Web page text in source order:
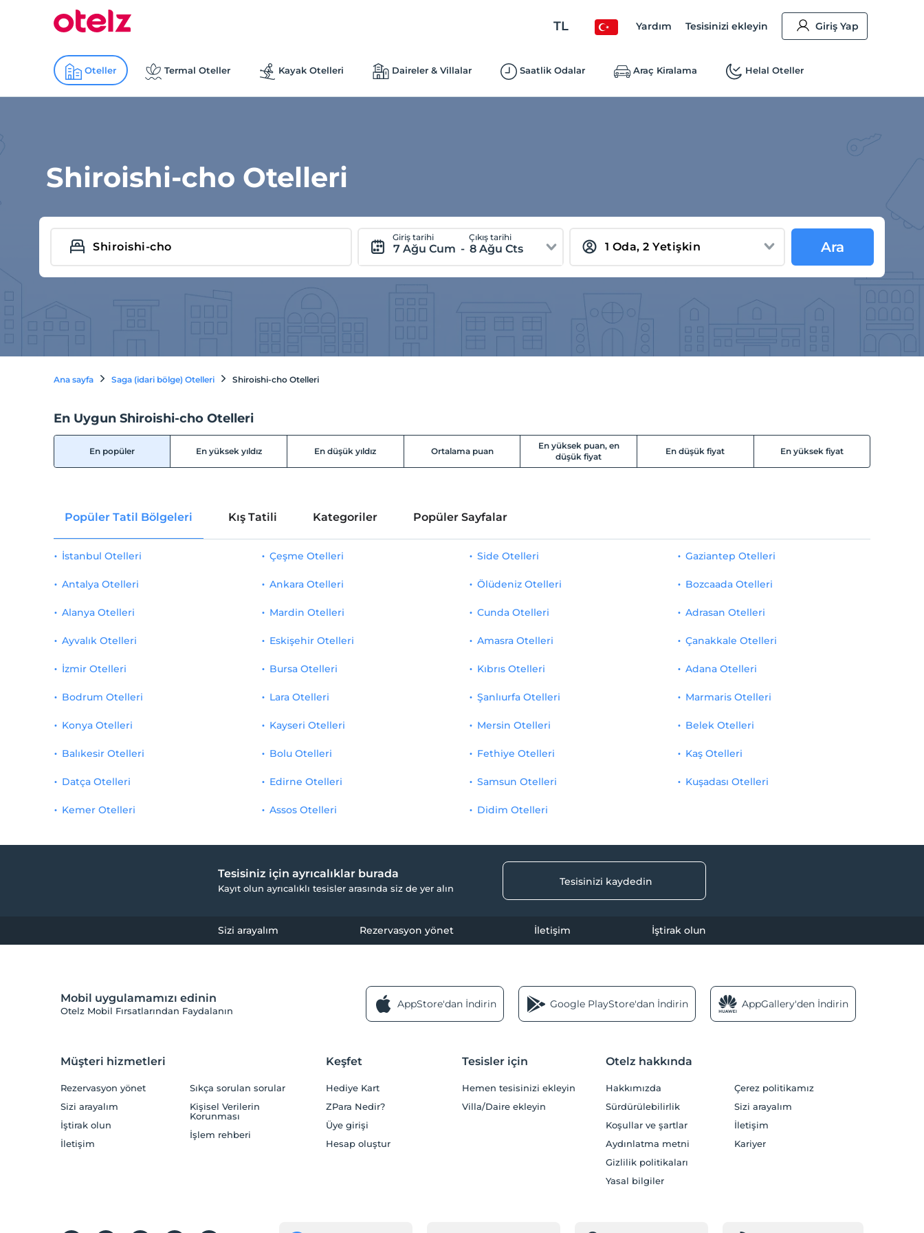
TL Yardım Tesisinizi ekleyin Giriş Yap
Oteller Termal Oteller Kayak Otelleri Daireler & Villalar Saatlik Odalar Araç Kiralama Helal Oteller
Shiroishi-cho Otelleri
Giriş tarihi
7 Ağu Cum -
Çıkış tarihi
8 Ağu Cts Ara
Ana sayfa Saga (idari bölge) Otelleri Shiroishi-cho Otelleri
En Uygun Shiroishi-cho Otelleri
En popüler En yüksek yıldız En düşük yıldız Ortalama puan
En yüksek puan, en
düşük fiyat
En düşük fiyat En yüksek fiyat
Popüler Tatil Bölgeleri Kış Tatili Kategoriler Popüler Sayfalar
İstanbul Otelleri
Antalya Otelleri
Alanya Otelleri
Ayvalık Otelleri
İzmir Otelleri
Çeşme Otelleri
Ankara Otelleri
Mardin Otelleri
Eskişehir Otelleri
Bursa Otelleri
Side Otelleri
Ölüdeniz Otelleri
Cunda Otelleri
Amasra Otelleri
Kıbrıs Otelleri
Gaziantep Otelleri
Bozcaada Otelleri
Adrasan Otelleri
Çanakkale Otelleri
Adana Otelleri
Bodrum Otelleri
Konya Otelleri
Balıkesir Otelleri
Datça Otelleri
Kemer Otelleri
Lara Otelleri
Kayseri Otelleri
Bolu Otelleri
Edirne Otelleri
Assos Otelleri
Şanlıurfa Otelleri
Mersin Otelleri
Fethiye Otelleri
Samsun Otelleri
Didim Otelleri
Marmaris Otelleri
Belek Otelleri
Kaş Otelleri
Kuşadası Otelleri
Tesisiniz için ayrıcalıklar burada
Kayıt olun ayrıcalıklı tesisler arasında siz de yer alın
Tesisinizi kaydedin
Sizi arayalım Rezervasyon yönet İletişim İştirak olun
Mobil uygulamamızı edinin
Otelz Mobil Fırsatlarından Faydalanın
AppStore'dan İndirin Google PlayStore'dan İndirin AppGallery'den İndirin
Müşteri hizmetleri
Rezervasyon yönet
Sizi arayalım
İştirak olun
İletişim
Sıkça sorulan sorular
Kişisel Verilerin
Korunması
İşlem rehberi
Keşfet
Hediye Kart
ZPara Nedir?
Üye girişi
Hesap oluştur
Tesisler için
Hemen tesisinizi ekleyin
Villa/Daire ekleyin
Otelz hakkında
Hakkımızda
Sürdürülebilirlik
Koşullar ve şartlar
Aydınlatma metni
Gizlilik politikaları
Yasal bilgiler
Çerez politikamız
Sizi arayalım
İletişim
Kariyer